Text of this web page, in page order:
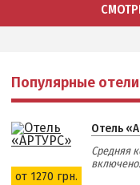
Популярные отели
от 1270 грн.
Отель
Средняя